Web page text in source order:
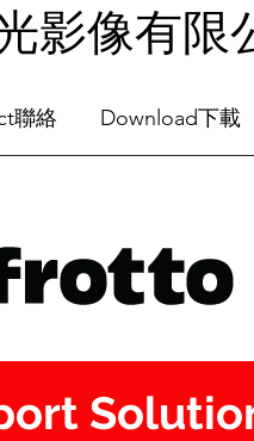
影像有限
聯絡 Download下載